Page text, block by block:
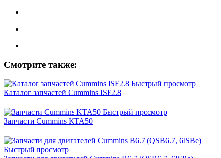
Смотрите также:
Быстрый просмотр
Каталог запчастей Cummins ISF2.8
Быстрый просмотр
Запчасти Cummins KTA50
Быстрый просмотр